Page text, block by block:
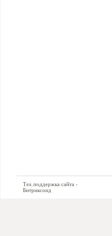
Тех.поддержка сайта -
Битриксоид